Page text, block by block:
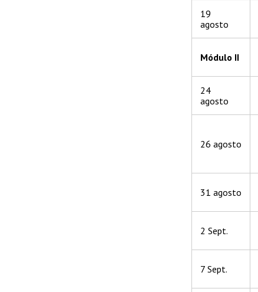
19
agosto
Módulo II
24
agosto
26 agosto
31 agosto
2 Sept.
7 Sept.